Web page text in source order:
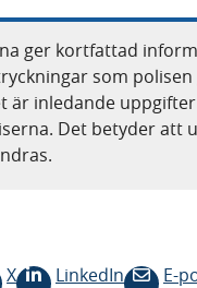
ger kortfattad
som polisen
är inledande
Det betyder att
X LinkedIn E-